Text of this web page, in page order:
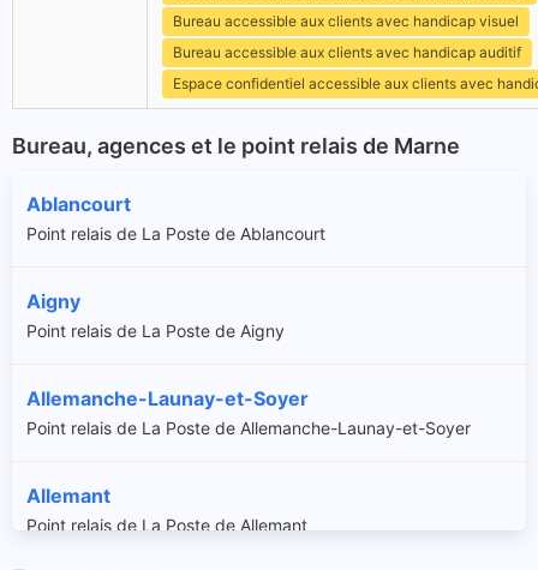
Bureau accessible aux clients avec handicap visuel
Bureau accessible aux clients avec handicap auditif
Espace confidentiel accessible aux clients avec
Bureau, agences et le point relais de Marne
Ablancourt
Point relais de La Poste de Ablancourt
Aigny
Point relais de La Poste de Aigny
Allemanche-Launay-et-Soyer
Point relais de La Poste de Allemanche-Launay-et-Soyer
Allemant
Point relais de La Poste de Allemant